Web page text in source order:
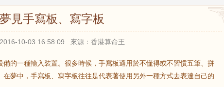
夢見手寫板、寫字板
10-03 16:58:09 來源：香港算命王
的一種輸入裝置。很多時候，手寫板適用於不懂得或不習慣五筆、拼
夢中，手寫板、寫字板往往是代表著使用另外一種方式去表達自己的